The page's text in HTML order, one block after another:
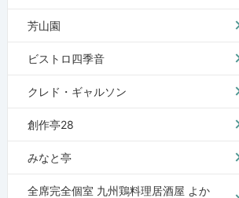
芳山園
ビストロ四季音
クレド・ギャルソン
創作亭28
みなと亭
全席完全個室 九州鶏料理居酒屋 よか